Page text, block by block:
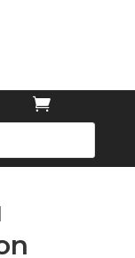
